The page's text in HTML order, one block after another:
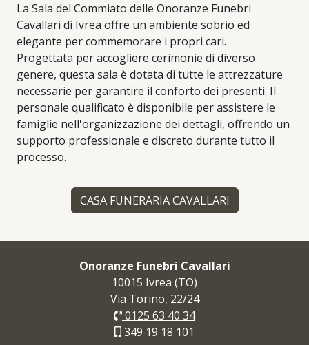
La Sala del Commiato delle Onoranze Funebri
Cavallari di Ivrea offre un ambiente sobrio ed
elegante per commemorare i propri cari.
Progettata per accogliere cerimonie di diverso
genere, questa sala è dotata di tutte le attrezzature
necessarie per garantire il conforto dei presenti. Il
personale qualificato è disponibile per assistere le
famiglie nell'organizzazione dei dettagli, offrendo un
supporto professionale e discreto durante tutto il
processo.
CASA FUNERARIA CAVALLARI
Onoranze Funebri Cavallari
10015 Ivrea (TO)
Via Torino, 22/24
0125 63 40 34
349 19 18 101